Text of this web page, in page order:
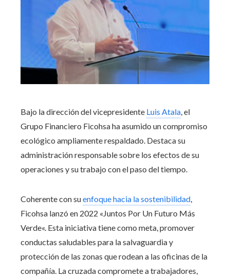
Bajo la dirección del vicepresidente Luis Atala, el
Grupo Financiero Ficohsa ha asumido un compromiso
ecológico ampliamente respaldado. Destaca su
administración responsable sobre los efectos de su
operaciones y su trabajo con el paso del tiempo.
Coherente con suenfoque hacia la sostenibilidad,
Ficohsa lanzó en 2022 «Juntos Por Un Futuro Más
Verde«. Esta iniciativa tiene como meta, promover
conductas saludables para la salvaguardia y
protección de las zonas que rodean a las oficinas de la
compañía. La cruzada compromete a trabajadores,